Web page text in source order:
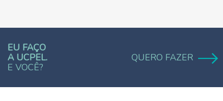
EU FAÇO
A UCPEL.
E VOCÊ?
QUERO FAZER